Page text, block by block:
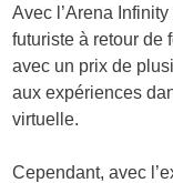
Avec l’Arena
futuriste à retour de
avec un prix de
aux expériences
virtuelle.
Cependant, avec